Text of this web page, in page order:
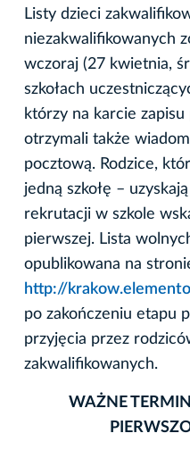
Listy dzieci
niezakwalifikowanych
wczoraj (27 kwietnia,
szkołach
którzy na karcie
otrzymali także
pocztową. Rodzice,
jedną szkołę –
rekrutacji w szkole
pierwszej. Lista
opublikowana na
http://
po zakończeniu etapu
przyjęcia przez
zakwalifikowanych.
WAŻNE